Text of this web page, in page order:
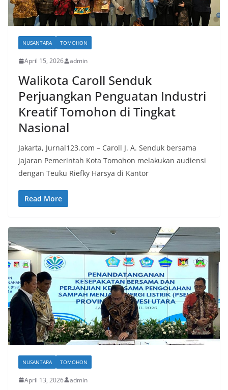
NUSANTARA TOMOHON
April 15, 2026 admin
Walikota Caroll Senduk
Perjuangkan Penguatan Industri
Kreatif Tomohon di Tingkat
Nasional
Jakarta, Jurnal123.com – Caroll J. A. Senduk bersama
jajaran Pemerintah Kota Tomohon melakukan audiensi
dengan Teuku Riefky Harsya di Kantor
Read More
NUSANTARA TOMOHON
April 13, 2026 admin